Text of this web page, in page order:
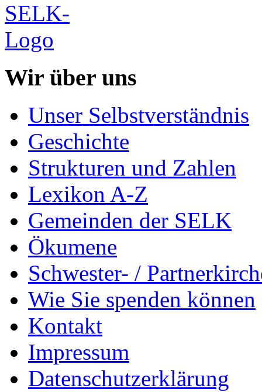
Wir über uns
Unser Selbstverständnis
Geschichte
Strukturen und Zahlen
Lexikon A-Z
Gemeinden der SELK
Ökumene
Schwester- /
Wie Sie spenden können
Kontakt
Impressum
Datenschutzerklärung